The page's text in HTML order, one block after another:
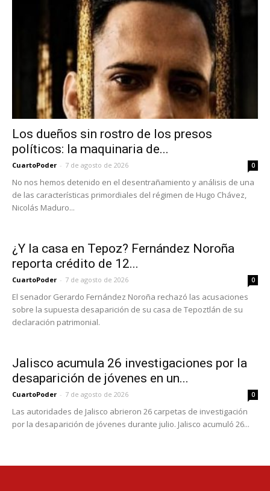
Los dueños sin rostro de los presos
políticos: la maquinaria de...
CuartoPoder - 7 de agosto de 2026 0
No nos hemos detenido en el desentrañamiento y análisis de una
de las características primordiales del régimen de Hugo Chávez,
Nicolás Maduro...
¿Y la casa en Tepoz? Fernández Noroña
reporta crédito de 12...
CuartoPoder - 7 de agosto de 2026 0
El senador Gerardo Fernández Noroña rechazó las acusaciones
sobre la supuesta desaparición de su casa de Tepoztlán de su
declaración patrimonial.
Jalisco acumula 26 investigaciones por la
desaparición de jóvenes en un...
CuartoPoder - 7 de agosto de 2026 0
Las autoridades de Jalisco abrieron 26 carpetas de investigación
por la desaparición de jóvenes durante julio. Jalisco acumuló 26...